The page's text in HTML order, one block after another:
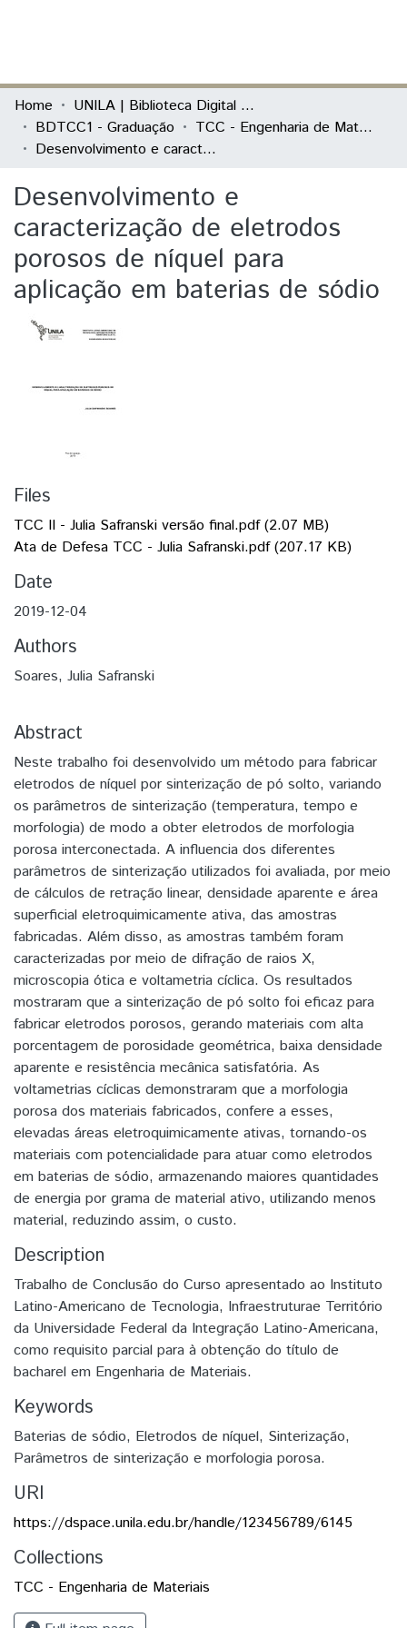
Communities & Collections
All of DSpace
Home
UNILA | Biblioteca Digital de Trabalhos de Conclusão de Curso
BDTCC1 - Graduação
TCC - Engenharia de Materiais
Desenvolvimento e caracterização de eletrodos porosos de níquel para aplicação em baterias de sódio
Desenvolvimento e
caracterização de eletrodos
porosos de níquel para
aplicação em baterias de sódio
Files
TCC II - Julia Safranski versão final.pdf(2.07 MB)
Ata de Defesa TCC - Julia Safranski.pdf(207.17 KB)
Date
2019-12-04
Authors
Soares, Julia Safranski
Abstract
Neste trabalho foi desenvolvido um método para fabricar
eletrodos de níquel por sinterização de pó solto, variando
os parâmetros de sinterização (temperatura, tempo e
morfologia) de modo a obter eletrodos de morfologia
porosa interconectada. A influencia dos diferentes
parâmetros de sinterização utilizados foi avaliada, por meio
de cálculos de retração linear, densidade aparente e área
superficial eletroquimicamente ativa, das amostras
fabricadas. Além disso, as amostras também foram
caracterizadas por meio de difração de raios X,
microscopia ótica e voltametria cíclica. Os resultados
mostraram que a sinterização de pó solto foi eficaz para
fabricar eletrodos porosos, gerando materiais com alta
porcentagem de porosidade geométrica, baixa densidade
aparente e resistência mecânica satisfatória. As
voltametrias cíclicas demonstraram que a morfologia
porosa dos materiais fabricados, confere a esses,
elevadas áreas eletroquimicamente ativas, tornando-os
materiais com potencialidade para atuar como eletrodos
em baterias de sódio, armazenando maiores quantidades
de energia por grama de material ativo, utilizando menos
material, reduzindo assim, o custo.
Description
Trabalho de Conclusão do Curso apresentado ao Instituto
Latino-Americano de Tecnologia, Infraestruturae Território
da Universidade Federal da Integração Latino-Americana,
como requisito parcial para à obtenção do título de
bacharel em Engenharia de Materiais.
Keywords
Baterias de sódio, Eletrodos de níquel, Sinterização,
Parâmetros de sinterização e morfologia porosa.
URI
https://dspace.unila.edu.br/handle/123456789/6145
Collections
TCC - Engenharia de Materiais